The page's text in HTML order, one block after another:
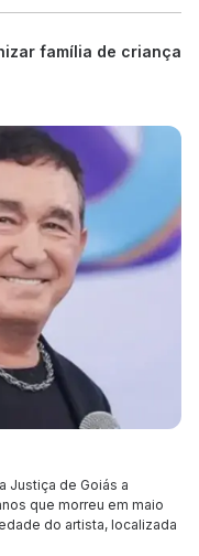
família de criança
Justiça de Goiás a
que morreu em maio
do artista, localizada